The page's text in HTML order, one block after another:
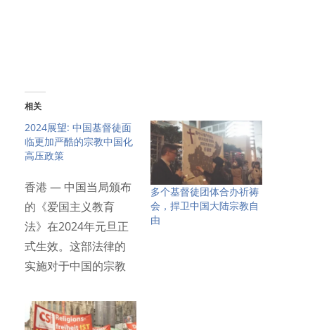
相关
2024展望: 中国基督徒面
临更加严酷的宗教中国化
高压政策
香港 — 中国当局颁布
的《爱国主义教育
法》在2024年元旦正
式生效。这部法律的
实施对于中国的宗教
多个基督徒团体合办祈祷
会，捍卫中国大陆宗教自
由